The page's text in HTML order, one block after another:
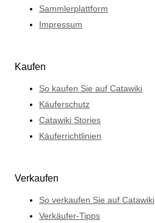
Sammlerplattform
Impressum
Kaufen
So kaufen Sie auf Catawiki
Käuferschutz
Catawiki Stories
Käuferrichtlinien
Verkaufen
So verkaufen Sie auf Catawiki
Verkäufer-Tipps